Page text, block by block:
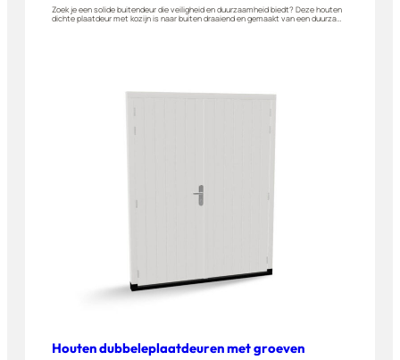
Zoek je een solide buitendeur die veiligheid en duurzaamheid biedt? Deze houten
dichte plaatdeur met kozijn is naar buiten draaiend en gemaakt van een duurzame
Houten dubbeleplaatdeuren met groeven